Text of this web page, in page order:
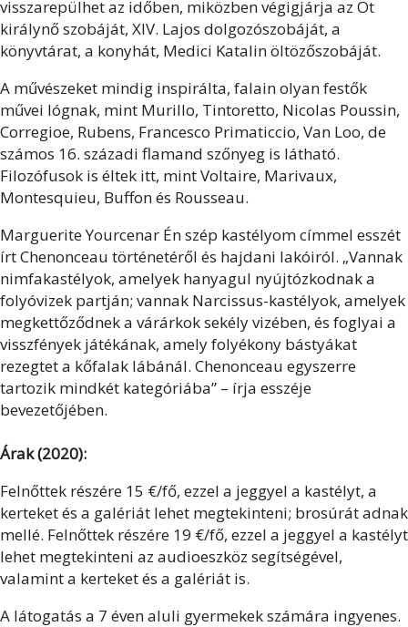
visszarepülhet az időben, miközben végigjárja az Öt
királynő szobáját, XIV. Lajos dolgozószobáját, a
könyvtárat, a konyhát, Medici Katalin öltözőszobáját.
A művészeket mindig inspirálta, falain olyan festők
művei lógnak, mint Murillo, Tintoretto, Nicolas Poussin,
Corregioe, Rubens, Francesco Primaticcio, Van Loo, de
számos 16. századi flamand szőnyeg is látható.
Filozófusok is éltek itt, mint Voltaire, Marivaux,
Montesquieu, Buffon és Rousseau.
Marguerite Yourcenar Én szép kastélyom címmel esszét
írt Chenonceau történetéről és hajdani lakóiról. „Vannak
nimfakastélyok, amelyek hanyagul nyújtózkodnak a
folyóvizek partján; vannak Narcissus-kastélyok, amelyek
megkettőződnek a várárkok sekély vizében, és foglyai a
visszfények játékának, amely folyékony bástyákat
rezegtet a kőfalak lábánál. Chenonceau egyszerre
tartozik mindkét kategóriába” – írja esszéje
bevezetőjében.
Árak (2020):
Felnőttek részére 15 €/fő, ezzel a jeggyel a kastélyt, a
kerteket és a galériát lehet megtekinteni; brosúrát adnak
mellé. Felnőttek részére 19 €/fő, ezzel a jeggyel a kastélyt
lehet megtekinteni az audioeszköz segítségével,
valamint a kerteket és a galériát is.
A látogatás a 7 éven aluli gyermekek számára ingyenes.